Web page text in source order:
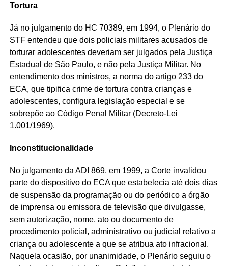
Tortura
Já no julgamento do HC 70389, em 1994, o Plenário do
STF entendeu que dois policiais militares acusados de
torturar adolescentes deveriam ser julgados pela Justiça
Estadual de São Paulo, e não pela Justiça Militar. No
entendimento dos ministros, a norma do artigo 233 do
ECA, que tipifica crime de tortura contra crianças e
adolescentes, configura legislação especial e se
sobrepõe ao Código Penal Militar (Decreto-Lei
1.001/1969).
Inconstitucionalidade
No julgamento da ADI 869, em 1999, a Corte invalidou
parte do dispositivo do ECA que estabelecia até dois dias
de suspensão da programação ou do periódico a órgão
de imprensa ou emissora de televisão que divulgasse,
sem autorização, nome, ato ou documento de
procedimento policial, administrativo ou judicial relativo a
criança ou adolescente a que se atribua ato infracional.
Naquela ocasião, por unanimidade, o Plenário seguiu o